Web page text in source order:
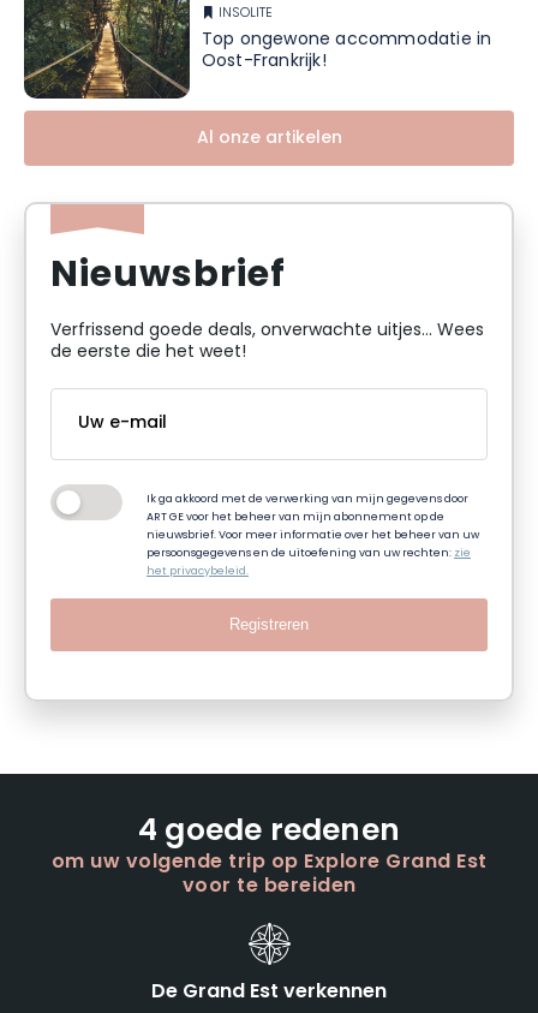
INSOLITE
Top ongewone accommodatie in
Oost-Frankrijk!
Al onze artikelen
Nieuwsbrief
Verfrissend goede deals, onverwachte uitjes... Wees
de eerste die het weet!
Ik ga akkoord met de verwerking van mijn gegevens door
ART GE voor het beheer van mijn abonnement op de
nieuwsbrief. Voor meer informatie over het beheer van uw
persoonsgegevens en de uitoefening van uw rechten: zie
het privacybeleid.
Registreren
4 goede redenen
om uw volgende trip op Explore Grand Est
voor te bereiden
De Grand Est verkennen